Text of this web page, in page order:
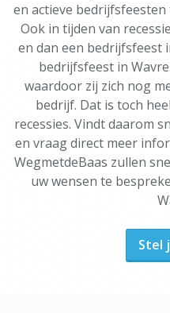
en actieve bedrijfsfeesten
Ook in tijden van
en dan een bedrijfsfeest
bedrijfsfeest in
waardoor zij zich nog
bedrijf. Dat is toch
recessies. Vindt daarom
en vraag direct meer
WegmetdeBaas zullen
uw wensen te
Stel